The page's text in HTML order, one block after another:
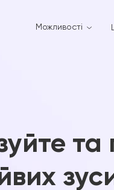
Можливості